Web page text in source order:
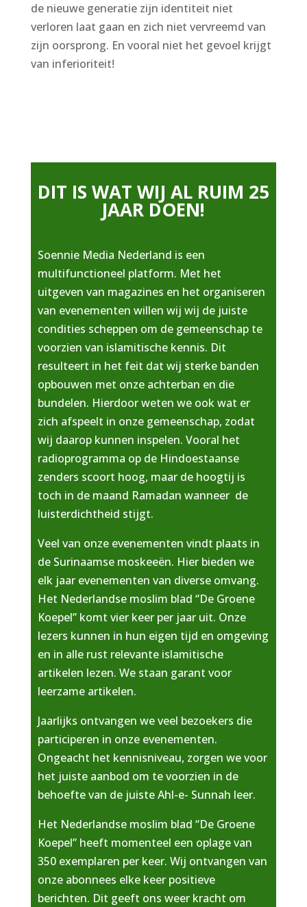
de nieuwe generatie zijn identiteit niet
verloren laat gaan en zich niet vervreemd van
zijn oorsprong. En vooral niet het gevoel krijgt
van inferioriteit!
DIT IS WAT WIJ AL RUIM 25
JAAR DOEN!
Soennie Media Nederland is een
multifunctioneel platform. Met het
uitgeven van magazines en het organiseren
van evenementen willen wij wij de juiste
condities scheppen om de gemeenschap te
voorzien van islamitische kennis. Dit
resulteert in het feit dat wij sterke banden
opbouwen met onze achterban en die
bundelen. Hierdoor weten we ook wat er
zich afspeelt in onze gemeenschap, zodat
wij daarop kunnen inspelen. Vooral het
radioprogramma op de Hindoestaanse
zenders scoort hoog, maar de hoogtij is
toch in de maand Ramadan wanneer de
luisterdichtheid stijgt.
Veel van onze evenementen vindt plaats in
de Surinaamse moskeeën. Hier bieden we
elk jaar evenementen van diverse omvang.
Het Nederlandse moslim blad “De Groene
Koepel” komt vier keer per jaar uit. Onze
lezers kunnen in hun eigen tijd en omgeving
en in alle rust relevante islamitische
artikelen lezen. We staan garant voor
leerzame artikelen.
Jaarlijks ontvangen we veel bezoekers die
participeren in onze evenementen.
Ongeacht het kennisniveau, zorgen we voor
het juiste aanbod om te voorzien in de
behoefte van de juiste Ahl-e- Sunnah leer.
Het Nederlandse moslim blad “De Groene
Koepel” heeft momenteel een oplage van
350 exemplaren per keer. Wij ontvangen van
onze abonnees elke keer positieve
berichten. Dit geeft ons weer kracht om